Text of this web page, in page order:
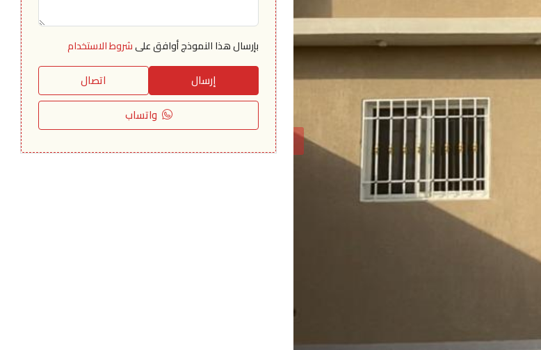
بإرسال هذا النموذج أوافق علىشروط الاستخدام
إرسال
اتصال
واتساب